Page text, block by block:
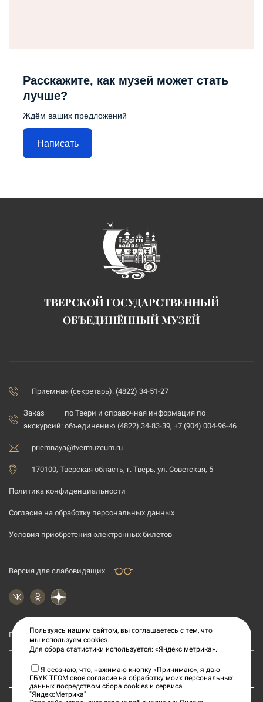
Расскажите, как музей может стать
лучше?
Ждём ваших предложений
Написать
ТВЕРСКОЙ ГОСУДАРСТВЕННЫЙ
ОБЪЕДИНЁННЫЙ МУЗЕЙ
Приемная (секретарь): (4822) 34-51-27
Заказ
экскурсий:
по Твери и справочная информация по
объединению (4822) 34-83-39, +7 (904) 004-96-46
priemnaya@tvermuzeum.ru
170100, Тверская область, г. Тверь, ул. Советская, 5
Политика конфиденциальности
Согласие на обработку персональных данных
Условия приобретения электронных билетов
Версия для слабовидящих
Подпишитесь на рассылку новостей
Ваш e-mail адрес
КУПИТЬ БИЛЕТ
Пользуясь нашим сайтом, вы соглашаетесь с тем, что
мы используем cookies.
Для сбора статистики используется: «Яндекс метрика».
Я осознаю, что, нажимаю кнопку «Принимаю», я даю
ГБУК ТГОМ свое согласие на обработку моих персональных
данных посредством сбора cookies и сервиса
"ЯндексМетрика"